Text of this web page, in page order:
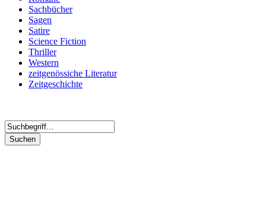
Sachbücher
Sagen
Satire
Science Fiction
Thriller
Western
zeitgenössiche Literatur
Zeitgeschichte